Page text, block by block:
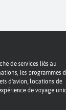
de services liés au
les programmes
d'avion, locations de
de voyage